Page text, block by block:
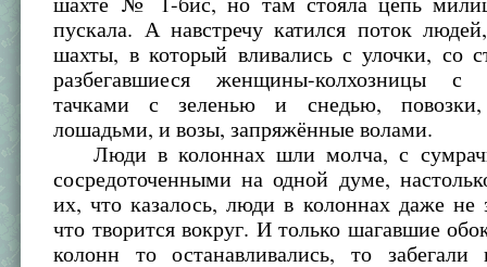
пускала. А навстречу катился поток
шахты, в который вливались с улочки, со
разбегавшиеся женщины-колхозницы
тачками с зеленью и снедью, повозки,
лошадьми, и возы, запряжённые волами.
Люди в колоннах шли молча, с
сосредоточенными на одной думе,
их, что казалось, люди в колоннах даже не
что творится вокруг. И только шагавшие
колонн то останавливались, то забегали